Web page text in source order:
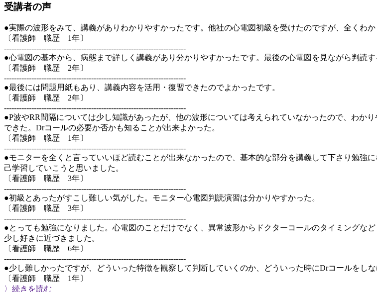
受講者の声
●実際の波形をみて、講義がありわかりやすかったです。他社の心電図初級を受けたのですが、全くわ
〔看護師 職歴 1年〕
-------------------------------------------------------------------------
●心電図の基本から、病態まで詳しく講義があり分かりやすかったです。最後の心電図を見ながら判読す
〔看護師 職歴 2年〕
-------------------------------------------------------------------------
●最後には問題用紙もあり、講義内容を活用・復習できたのでよかったです。
〔看護師 職歴 2年〕
-------------------------------------------------------------------------
●P波やRR間隔については少し知識があったが、他の波形については考えられていなかったので、わか
できた。Drコールの必要か否かも知ることが出来よかった。
〔看護師 職歴 1年〕
-------------------------------------------------------------------------
●モニターを全くと言っていいほど読むことが出来なかったので、基本的な部分を講義して下さり勉強
己学習していこうと思いました。
〔看護師 職歴 3年〕
-------------------------------------------------------------------------
●初級とあったがすこし難しい気がした。モニター心電図判読演習は分かりやすかった。
〔看護師 職歴 3年〕
-------------------------------------------------------------------------
●とっても勉強になりました。心電図のことだけでなく、異常波形からドクターコールのタイミングな
少し好きに近づきました。
〔看護師 職歴 6年〕
-------------------------------------------------------------------------
●少し難しかったですが、どういった特徴を観察して判断していくのか、どういった時にDrコールをし
〔看護師 職歴 1年〕
〉続きを読む